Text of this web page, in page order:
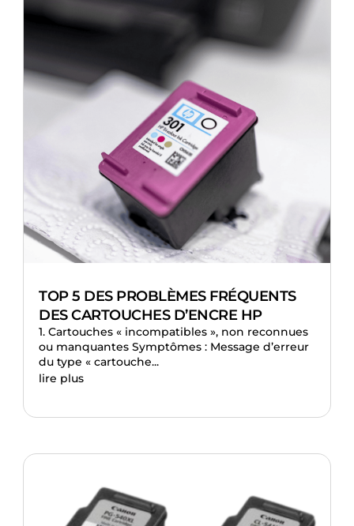
TOP 5 DES PROBLÈMES FRÉQUENTS
DES CARTOUCHES D’ENCRE HP
1. Cartouches « incompatibles », non reconnues
ou manquantes Symptômes : Message d’erreur
du type « cartouche...
lire plus